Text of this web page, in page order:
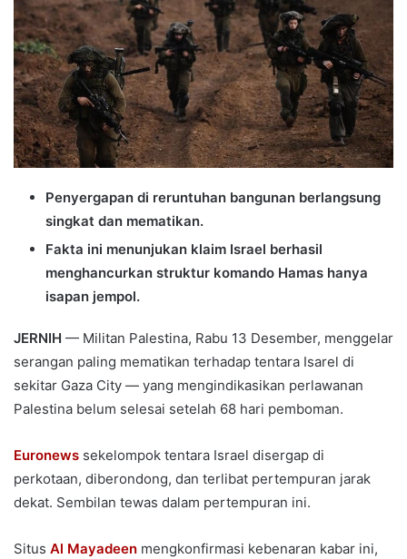
Penyergapan di reruntuhan bangunan berlangsung
singkat dan mematikan.
Fakta ini menunjukan klaim Israel berhasil
menghancurkan struktur komando Hamas hanya
isapan jempol.
JERNIH — Militan Palestina, Rabu 13 Desember, menggelar
serangan paling mematikan terhadap tentara Isarel di
sekitar Gaza City — yang mengindikasikan perlawanan
Palestina belum selesai setelah 68 hari pemboman.
Euronews sekelompok tentara Israel disergap di
perkotaan, diberondong, dan terlibat pertempuran jarak
dekat. Sembilan tewas dalam pertempuran ini.
Situs Al Mayadeen mengkonfirmasi kebenaran kabar ini,